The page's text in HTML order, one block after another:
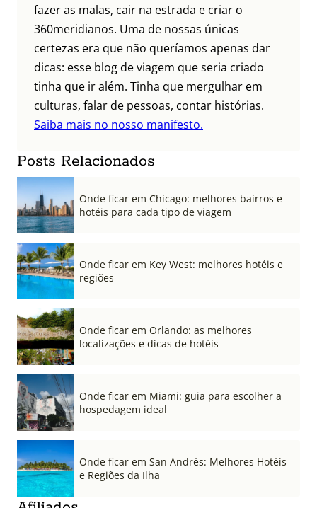
fazer as malas, cair na estrada e criar o
360meridianos. Uma de nossas únicas
certezas era que não queríamos apenas dar
dicas: esse blog de viagem que seria criado
tinha que ir além. Tinha que mergulhar em
culturas, falar de pessoas, contar histórias.
Saiba mais no nosso manifesto.
Posts Relacionados
Onde ficar em Chicago: melhores bairros e
hotéis para cada tipo de viagem
Onde ficar em Key West: melhores hotéis e
regiões
Onde ficar em Orlando: as melhores
localizações e dicas de hotéis
Onde ficar em Miami: guia para escolher a
hospedagem ideal
Onde ficar em San Andrés: Melhores Hotéis
e Regiões da Ilha